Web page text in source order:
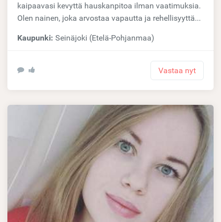
kaipaavasi kevyttä hauskanpitoa ilman vaatimuksia.
Olen nainen, joka arvostaa vapautta ja rehellisyyttä...
Kaupunki: Seinäjoki (Etelä-Pohjanmaa)
Vastaa nyt